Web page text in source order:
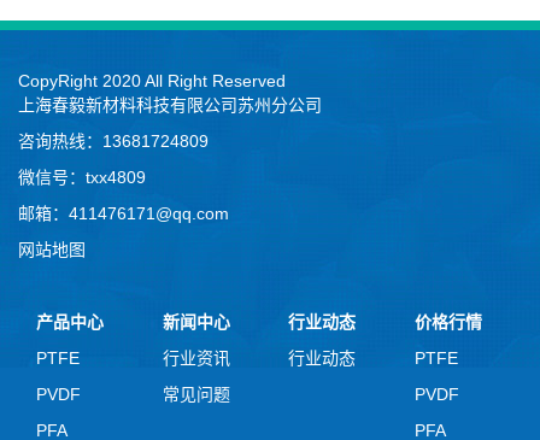
CopyRight 2020 All Right Reserved
上海春毅新材料科技有限公司苏州分公司
咨询热线：13681724809
微信号：txx4809
邮箱：411476171@qq.com
网站地图
产品中心
PTFE
PVDF
PFA
新闻中心
行业资讯
常见问题
行业动态
行业动态
价格行情
PTFE
PVDF
PFA